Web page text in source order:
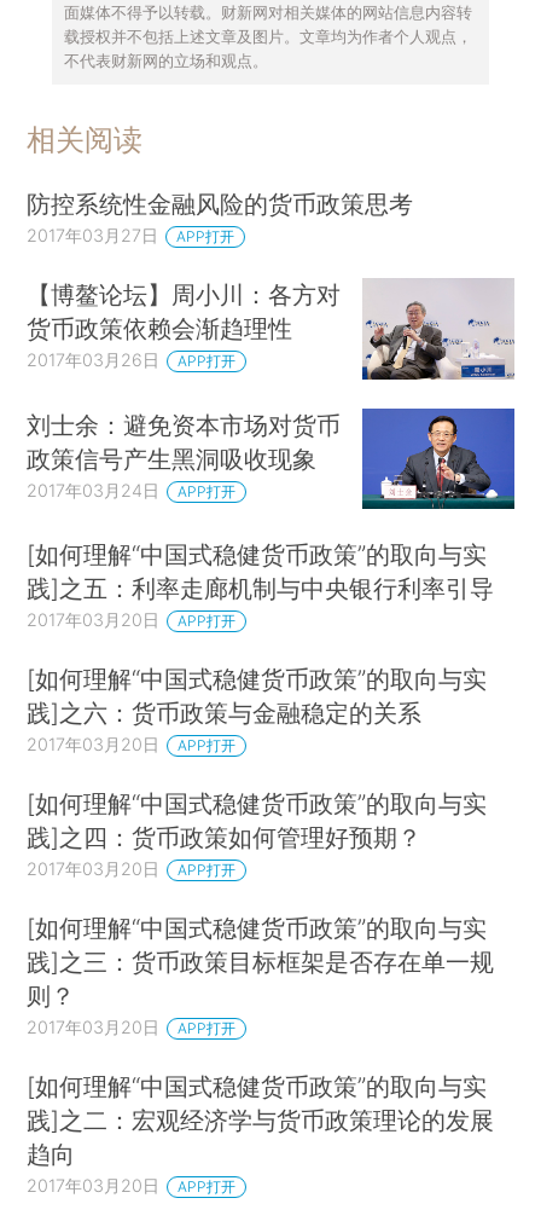
面媒体不得予以转载。财新网对相关媒体的网站信息内容转
载授权并不包括上述文章及图片。文章均为作者个人观点，
不代表财新网的立场和观点。
相关阅读
防控系统性金融风险的货币政策思考
2017年03月27日 APP打开
【博鳌论坛】周小川：各方对
货币政策依赖会渐趋理性
2017年03月26日 APP打开
刘士余：避免资本市场对货币
政策信号产生黑洞吸收现象
2017年03月24日 APP打开
[如何理解“中国式稳健货币政策”的取向与实
践]之五：利率走廊机制与中央银行利率引导
2017年03月20日 APP打开
[如何理解“中国式稳健货币政策”的取向与实
践]之六：货币政策与金融稳定的关系
2017年03月20日 APP打开
[如何理解“中国式稳健货币政策”的取向与实
践]之四：货币政策如何管理好预期？
2017年03月20日 APP打开
[如何理解“中国式稳健货币政策”的取向与实
践]之三：货币政策目标框架是否存在单一规
则？
2017年03月20日 APP打开
[如何理解“中国式稳健货币政策”的取向与实
践]之二：宏观经济学与货币政策理论的发展
趋向
2017年03月20日 APP打开